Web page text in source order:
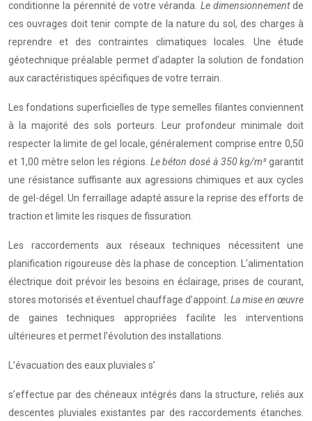
conditionne la pérennité de votre véranda. Le dimensionnementde
ces ouvrages doit tenir compte de la nature du sol, des charges à
reprendre et des contraintes climatiques locales. Une étude
géotechnique préalable permet d’adapter la solution de fondation
aux caractéristiques spécifiques de votre terrain.
Les fondations superficielles de type semelles filantes conviennent
à la majorité des sols porteurs. Leur profondeur minimale doit
respecter la limite de gel locale, généralement comprise entre 0,50
et 1,00 mètre selon les régions. Le béton dosé à 350 kg/m³ garantit
une résistance suffisante aux agressions chimiques et aux cycles
de gel-dégel. Un ferraillage adapté assure la reprise des efforts de
traction et limite les risques de fissuration.
Les raccordements aux réseaux techniques nécessitent une
planification rigoureuse dès la phase de conception. L’alimentation
électrique doit prévoir les besoins en éclairage, prises de courant,
stores motorisés et éventuel chauffage d’appoint. La mise en œuvre
de gaines techniques appropriées facilite les interventions
ultérieures et permet l’évolution des installations.
L’évacuation des eaux pluviales s’
s’effectue par des chéneaux intégrés dans la structure, reliés aux
descentes pluviales existantes par des raccordements étanches.